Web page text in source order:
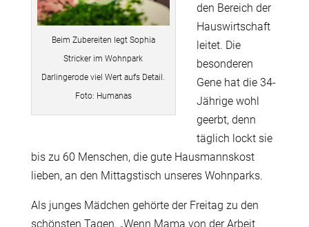
Beim Zubereiten legt Sophia
Stricker im Wohnpark
Darlingerode viel Wert aufs Detail.
Foto: Humanas
den Bereich der
Hauswirtschaft
leitet. Die
besonderen
Gene hat die 34-
Jährige wohl
geerbt, denn
täglich lockt sie
bis zu 60 Menschen, die gute Hausmannskost
lieben, an den Mittagstisch unseres Wohnparks.
Als junges Mädchen gehörte der Freitag zu den
schönsten Tagen. „Wenn Mama von der Arbeit